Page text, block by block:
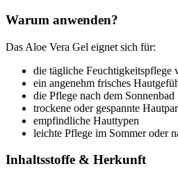
Warum anwenden?
Das Aloe Vera Gel eignet sich für:
die tägliche Feuchtigkeitspflege
ein angenehm frisches
die Pflege nach dem Sonnenbad
trockene oder gespannte
empfindliche Hauttypen
leichte Pflege im Sommer oder
Inhaltsstoffe & Herkunft